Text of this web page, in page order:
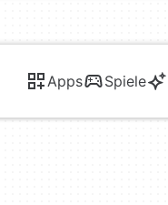
Apps Spiele